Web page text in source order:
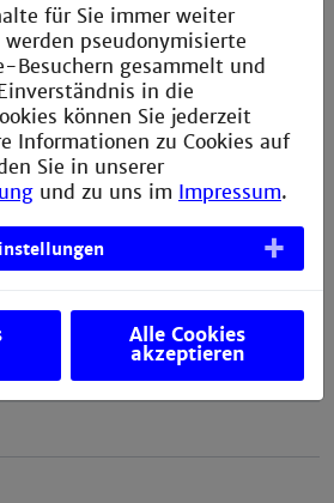
6300 U/min
del: bis 60 000 U/min
320
für Sie immer weiter
pseudonymisierte
Besuchern gesammelt und
in die
können Sie jederzeit
Informationen zu Cookies auf
Sie in unserer
und zu uns im Impressum.
Alle Cookies
akzeptieren